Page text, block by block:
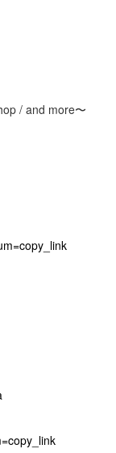
/ and more〜